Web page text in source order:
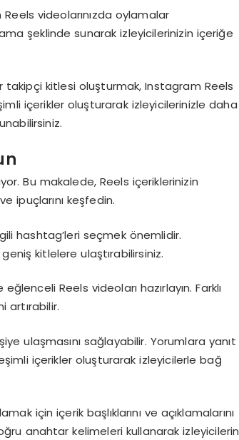
Reels videolarınızda oylamalar
şeklinde sunarak izleyicilerinizin içeriğe
takipçi kitlesi oluşturmak, Instagram Reels
içerikler oluşturarak izleyicilerinizle daha
Bu makalede, Reels içeriklerinizin
ipuçlarını keşfedin.
hashtag’leri seçmek önemlidir.
kitlelere ulaştırabilirsiniz.
Reels videoları hazırlayın. Farklı
artırabilir.
ulaşmasını sağlayabilir. Yorumlara yanıt
içerikler oluşturarak izleyicilerle bağ
için içerik başlıklarını ve açıklamalarını
anahtar kelimeleri kullanarak izleyicilerin